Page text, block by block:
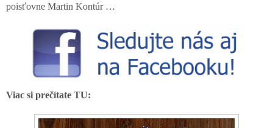
poisťovne Martin Kontúr …
Viac si prečítate TU: